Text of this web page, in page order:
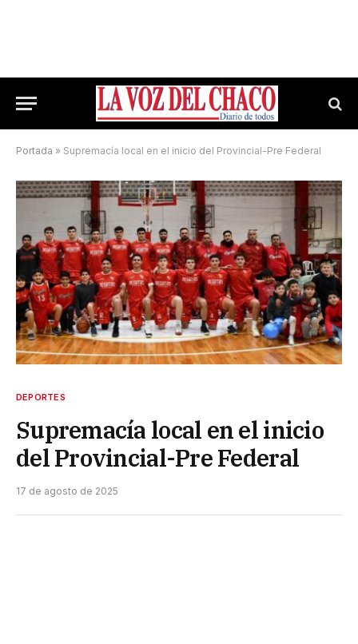
Portada » Supremacía local en el inicio del Provincial-Pre Federal
DEPORTES
Supremacía local en el inicio
del Provincial-Pre Federal
17 de agosto de 2025